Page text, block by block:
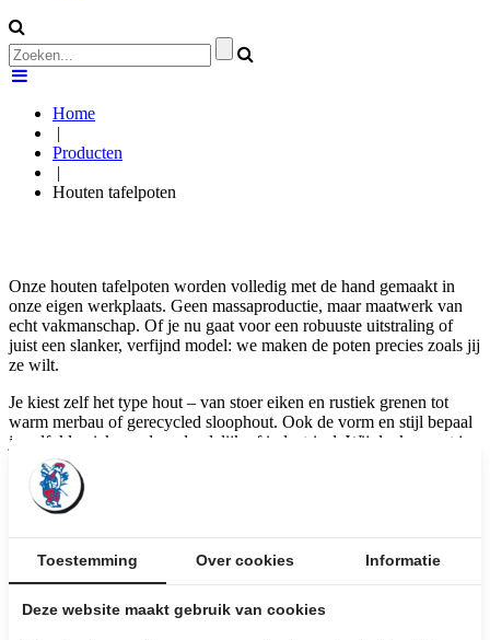
Home
|
Producten
|
Houten tafelpoten
Onze houten tafelpoten worden volledig met de hand gemaakt in
onze eigen werkplaats. Geen massaproductie, maar maatwerk van
echt vakmanschap. Of je nu gaat voor een robuuste uitstraling of
juist een slanker, verfijnd model: we maken de poten precies zoals jij
ze wilt.
Je kiest zelf het type hout – van stoer eiken en rustiek grenen tot
warm merbau of gerecycled sloophout. Ook de vorm en stijl bepaal
je zelf: klassiek, modern, landelijk of industrieel. Wij denken met je
mee over de juiste verhoudingen, draagkracht en uitstraling, zodat
de poten niet alleen mooi zijn, maar ook functioneel en stabiel.
De afwerking stemmen we af op jouw wensen: naturel geolied, mat
gelakt of in een kleur gebeitst. Alles is mogelijk. Of je nu alleen
poten zoekt om je eigen tafel mee af te maken, of ze wilt
Toestemming Over cookies Informatie
Deze website maakt gebruik van cookies